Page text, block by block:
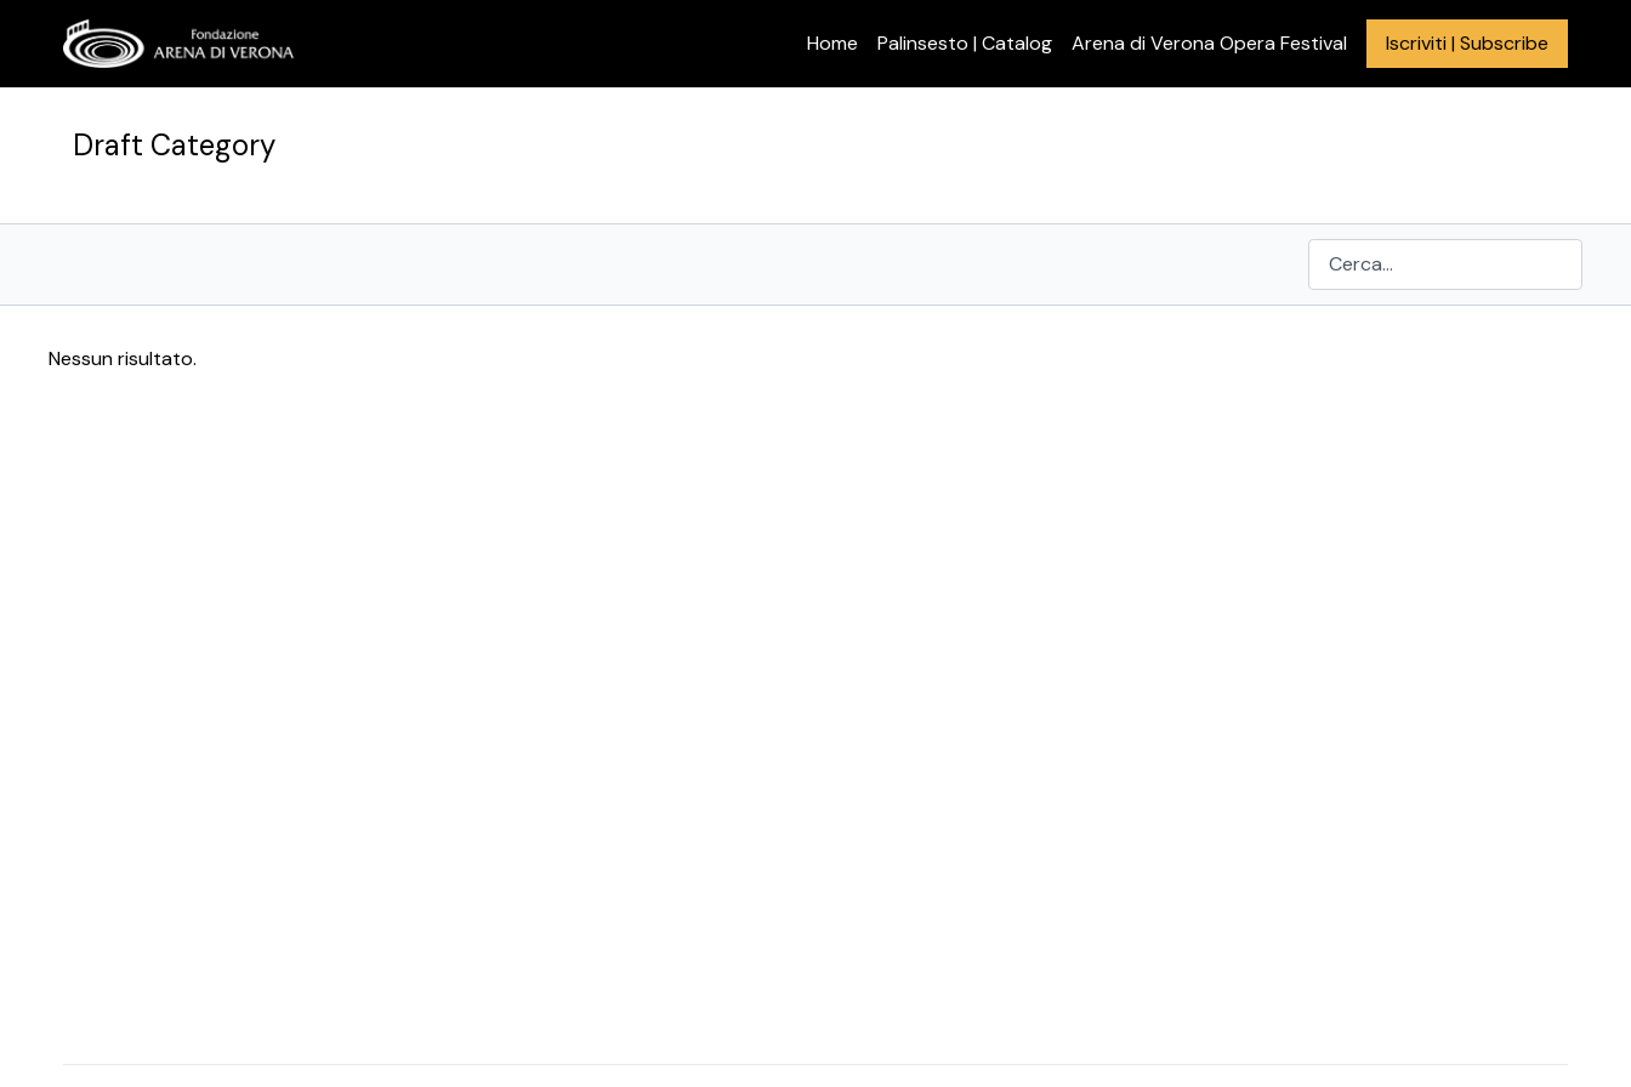
Home Palinsesto | Catalog Arena di Verona Opera Festival Iscriviti | Subscribe
Draft Category
Nessun risultato.